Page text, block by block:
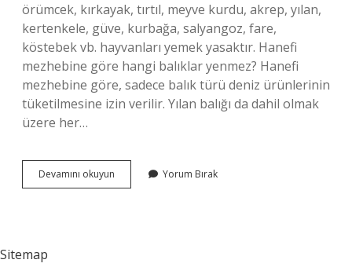
örümcek, kırkayak, tırtıl, meyve kurdu, akrep, yılan,
kertenkele, güve, kurbağa, salyangoz, fare,
köstebek vb. hayvanları yemek yasaktır. Hanefi
mezhebine göre hangi balıklar yenmez? Hanefi
mezhebine göre, sadece balık türü deniz ürünlerinin
tüketilmesine izin verilir. Yılan balığı da dahil olmak
üzere her…
Devamını okuyun
Mezhebine
Yorum Bırak
Sitemap